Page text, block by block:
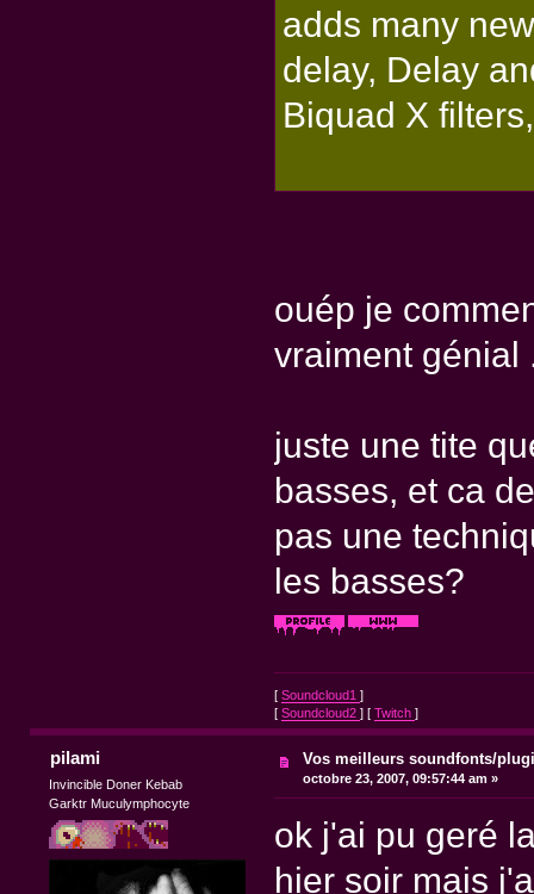
adds many
delay, Delay
Biquad X
ouép je
vraiment génial
juste une tite
basses, et ca
pas une
les basses?
[ Soundcloud1 ]
[ Soundcloud2 ] [ Twitch ]
pilami
Invincible Doner Kebab
Garktr Muculymphocyte
Vos meilleurs soundfonts/
octobre 23, 2007, 09:57:44 am »
ok j'ai pu geré
hier soir mais